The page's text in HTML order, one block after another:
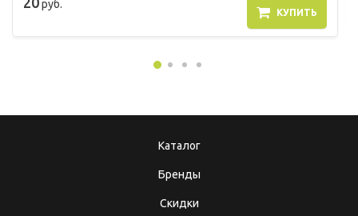
руб.
КУПИТЬ
Каталог
Бренды
Скидки